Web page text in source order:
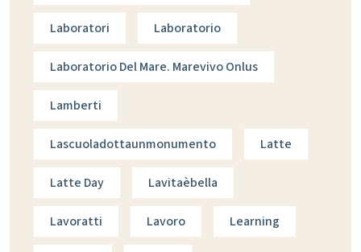
Laboratori Laboratorio
Laboratorio Del Mare. Marevivo Onlus
Lamberti
Lascuoladottaunmonumento Latte
Latte Day Lavitaèbella
Lavoratti Lavoro Learning